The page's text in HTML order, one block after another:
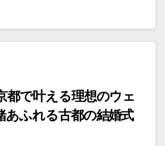
都で叶える理想のウェ
あふれる古都の結婚式